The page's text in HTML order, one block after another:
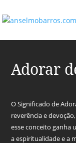
Adorar
O Significado de
reverência e
esse conceito ganha
a espiritualidade e a